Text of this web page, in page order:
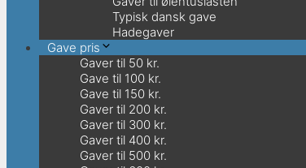
Typisk dansk gave
Hadegaver
Gave pris
Gaver til 50 kr.
Gave til 100 kr.
Gave til 150 kr.
Gaver til 200 kr.
Gaver til 300 kr.
Gaver til 400 kr.
Gaver til 500 kr.